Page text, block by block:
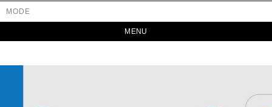
GDA
Juntos no mesmo palco
MODE